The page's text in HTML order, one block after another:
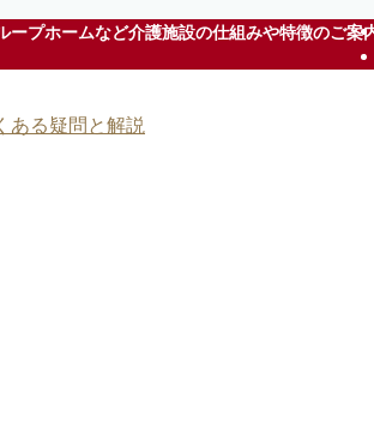
ープホームなど介護施設の仕組みや特徴のご案